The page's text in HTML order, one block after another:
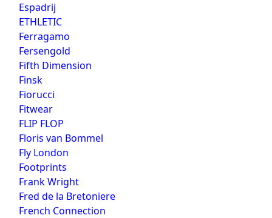
Espadrij
ETHLETIC
Ferragamo
Fersengold
Fifth Dimension
Finsk
Fiorucci
Fitwear
FLIP FLOP
Floris van Bommel
Fly London
Footprints
Frank Wright
Fred de la Bretoniere
French Connection